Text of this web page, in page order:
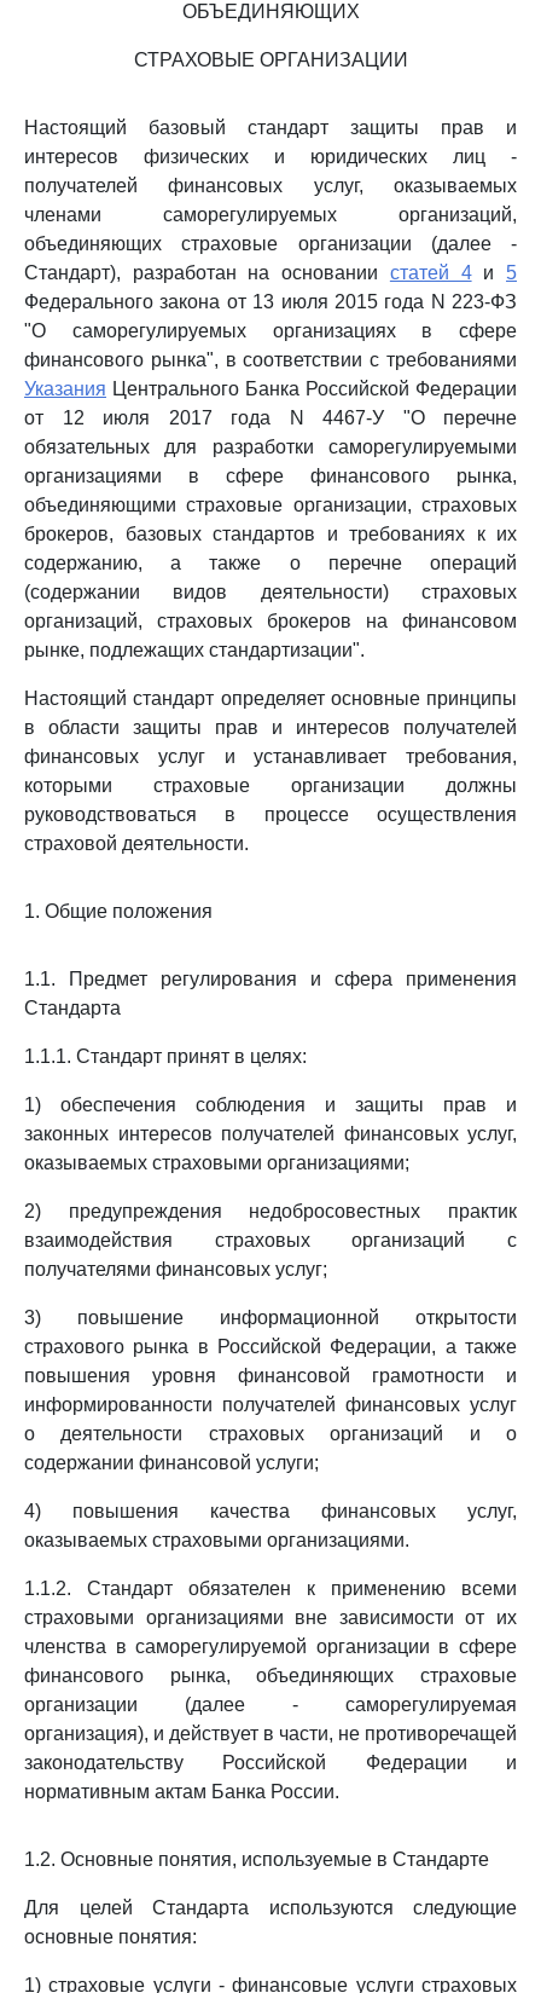
ОБЪЕДИНЯЮЩИХ
СТРАХОВЫЕ ОРГАНИЗАЦИИ
Настоящий базовый стандарт защиты прав и
интересов физических и юридических лиц -
получателей финансовых услуг, оказываемых
членами саморегулируемых организаций,
объединяющих страховые организации (далее -
Стандарт), разработан на основании статей 4и 5
Федерального закона от 13 июля 2015 года N 223-ФЗ
"О саморегулируемых организациях в сфере
финансового рынка", в соответствии с требованиями
Указания Центрального Банка Российской Федерации
от 12 июля 2017 года N 4467-У "О перечне
обязательных для разработки саморегулируемыми
организациями в сфере финансового рынка,
объединяющими страховые организации, страховых
брокеров, базовых стандартов и требованиях к их
содержанию, а также о перечне операций
(содержании видов деятельности) страховых
организаций, страховых брокеров на финансовом
рынке, подлежащих стандартизации".
Настоящий стандарт определяет основные принципы
в области защиты прав и интересов получателей
финансовых услуг и устанавливает требования,
которыми страховые организации должны
руководствоваться в процессе осуществления
страховой деятельности.
1. Общие положения
1.1. Предмет регулирования и сфера применения
Стандарта
1.1.1. Стандарт принят в целях:
1) обеспечения соблюдения и защиты прав и
законных интересов получателей финансовых услуг,
оказываемых страховыми организациями;
2) предупреждения недобросовестных практик
взаимодействия страховых организаций с
получателями финансовых услуг;
3) повышение информационной открытости
страхового рынка в Российской Федерации, а также
повышения уровня финансовой грамотности и
информированности получателей финансовых услуг
о деятельности страховых организаций и о
содержании финансовой услуги;
4) повышения качества финансовых услуг,
оказываемых страховыми организациями.
1.1.2. Стандарт обязателен к применению всеми
страховыми организациями вне зависимости от их
членства в саморегулируемой организации в сфере
финансового рынка, объединяющих страховые
организации (далее - саморегулируемая
организация), и действует в части, не противоречащей
законодательству Российской Федерации и
нормативным актам Банка России.
1.2. Основные понятия, используемые в Стандарте
Для целей Стандарта используются следующие
основные понятия:
1) страховые услуги - финансовые услуги страховых